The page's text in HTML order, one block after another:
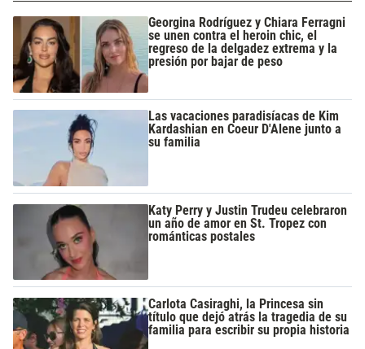
Georgina Rodríguez y Chiara Ferragni
se unen contra el heroin chic, el
regreso de la delgadez extrema y la
presión por bajar de peso
Las vacaciones paradisíacas de Kim
Kardashian en Coeur D'Alene junto a
su familia
Katy Perry y Justin Trudeu celebraron
un año de amor en St. Tropez con
románticas postales
Carlota Casiraghi, la Princesa sin
título que dejó atrás la tragedia de su
familia para escribir su propia historia